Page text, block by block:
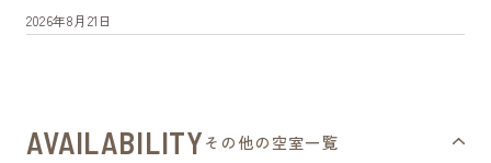
2026年8月21日
AVAILABILITY その他の空室一覧